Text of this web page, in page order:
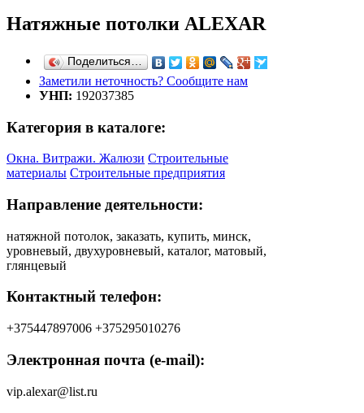
Натяжные потолки ALEXAR
Поделиться…
Заметили неточность? Сообщите нам
УНП: 192037385
Категория в каталоге:
Окна. Витражи. Жалюзи Строительные
материалы Строительные предприятия
Направление деятельности:
натяжной потолок, заказать, купить, минск,
уровневый, двухуровневый, каталог, матовый,
глянцевый
Контактный телефон:
+375447897006 +375295010276
Электронная почта (e-mail):
vip.alexar@list.ru